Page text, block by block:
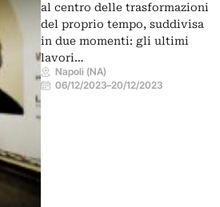
al centro delle trasformazioni
del proprio tempo, suddivisa
in due momenti: gli ultimi
lavori…
Napoli (NA)
06/12/2023–20/12/2023